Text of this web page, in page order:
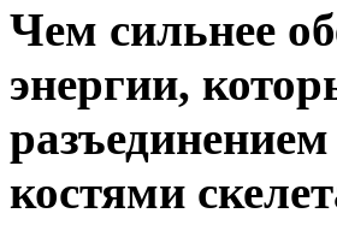
Чем сильнее
энергии,
костями